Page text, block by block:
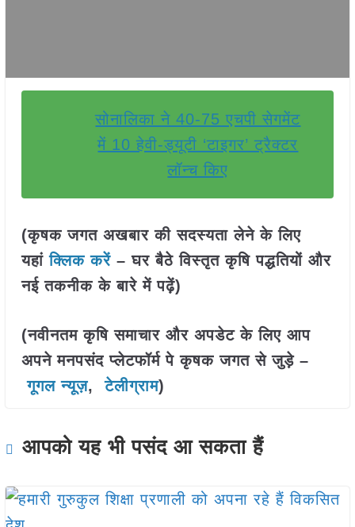
सोनालिका ने 40-75 एचपी सेगमेंट
में 10 हेवी-ड्यूटी ‘टाइगर’ ट्रैक्टर
लॉन्च किए
(कृषक जगत अखबार की सदस्यता लेने के लिए
यहांक्लिक करें– घर बैठे विस्तृत कृषि पद्धतियों और
नई तकनीक के बारे में पढ़ें)
(नवीनतम कृषि समाचार और अपडेट के लिए आप
अपने मनपसंद प्लेटफॉर्म पे कृषक जगत से जुड़े –
गूगल न्यूज़,टेलीग्राम)
आपको यह भी पसंद आ सकता हैं